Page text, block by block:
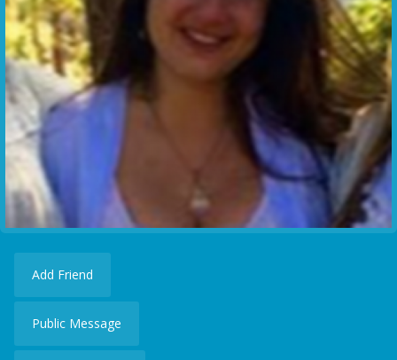
Add Friend
Public Message